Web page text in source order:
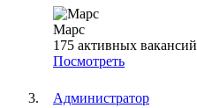
Марс
175 активных вакансий
Посмотреть
Администратор